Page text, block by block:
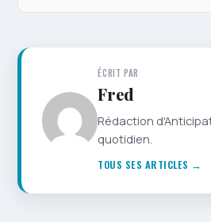
ÉCRIT PAR
Fred
Rédaction
quotidien.
TOUS SES ARTICLES →